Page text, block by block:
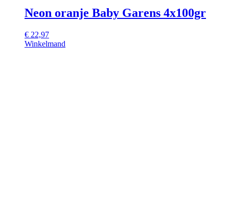
Neon oranje Baby Garens 4x100gr
€ 22,97
Winkelmand